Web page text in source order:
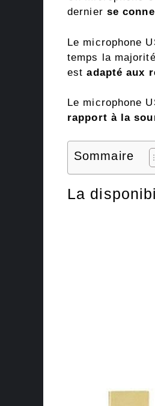
dernier se
Le microphone
temps la
estadapté aux
Le microphone
rapport à la
Sommaire
La